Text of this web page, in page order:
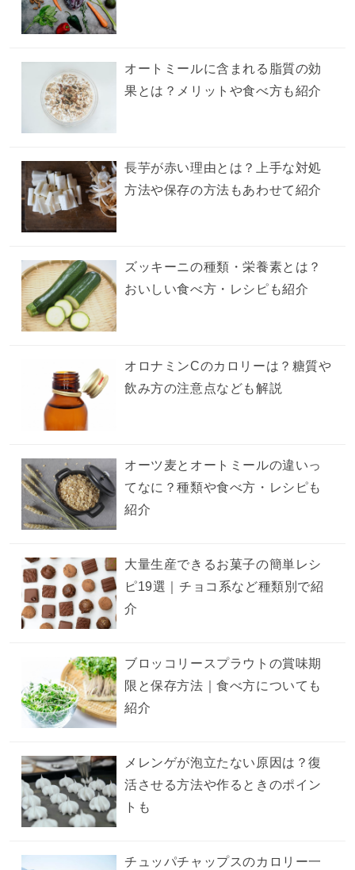
オートミールに含まれる脂質の効
果とは？メリットや食べ方も紹介
長芋が赤い理由とは？上手な対処
方法や保存の方法もあわせて紹介
ズッキーニの種類・栄養素とは？
おいしい食べ方・レシピも紹介
オロナミンCのカロリーは？糖質や
飲み方の注意点なども解説
オーツ麦とオートミールの違いっ
てなに？種類や食べ方・レシピも
紹介
大量生産できるお菓子の簡単レシ
ピ19選｜チョコ系など種類別で紹
介
ブロッコリースプラウトの賞味期
限と保存方法｜食べ方についても
紹介
メレンゲが泡立たない原因は？復
活させる方法や作るときのポイン
トも
チュッパチャップスのカロリー一